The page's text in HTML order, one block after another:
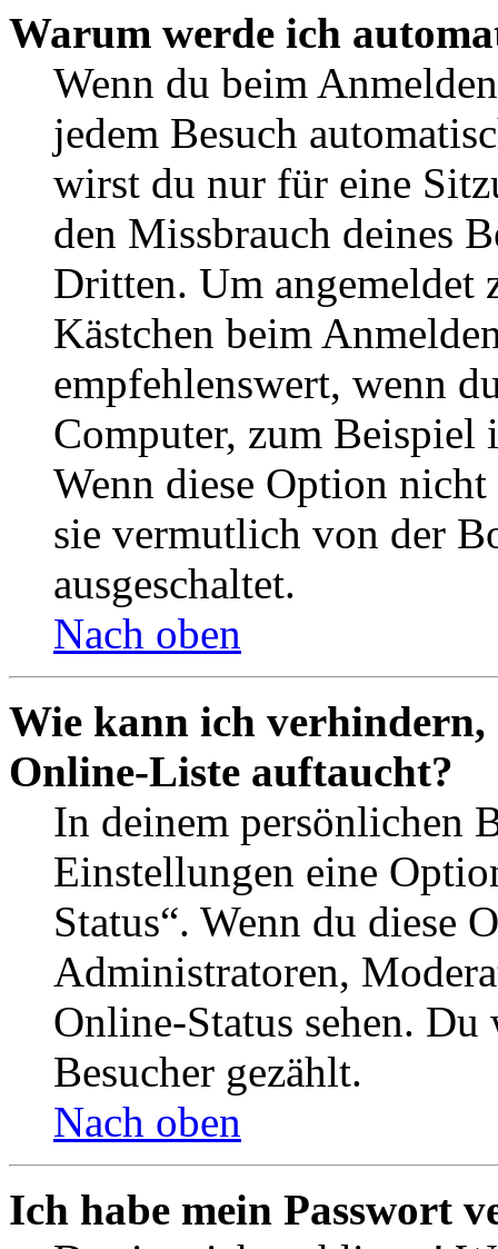
Warum werde ich
Wenn du beim
jedem Besuch
wirst du nur für eine
den Missbrauch deines
Dritten. Um angemeldet
Kästchen beim
empfehlenswert, wenn
Computer, zum Beispiel
Wenn diese Option
sie vermutlich von der
ausgeschaltet.
Nach oben
Wie kann ich verhindern,
Online-Liste auftaucht?
In deinem persönlichen
Einstellungen eine
Status“. Wenn du diese
Administratoren,
Online-Status sehen.
Besucher gezählt.
Nach oben
Ich habe mein Passwort